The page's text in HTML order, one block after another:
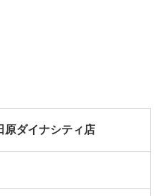
原ダイナシティ店